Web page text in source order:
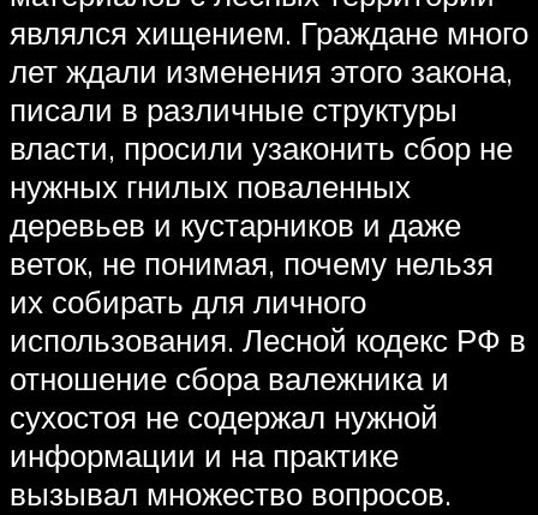
являлся хищением. Граждане много
лет ждали изменения этого закона,
писали в различные структуры
власти, просили узаконить сбор не
нужных гнилых поваленных
деревьев и кустарников и даже
веток, не понимая, почему нельзя
их собирать для личного
использования. Лесной кодекс РФ в
отношение сбора валежника и
сухостоя не содержал нужной
информации и на практике
вызывал множество вопросов.